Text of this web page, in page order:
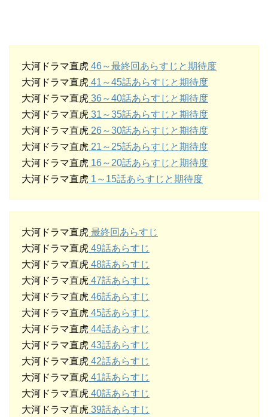
大河ドラマ直虎 46～最終回あらすじと期待度
大河ドラマ直虎 41～45話あらすじと期待度
大河ドラマ直虎 36～40話あらすじと期待度
大河ドラマ直虎 31～35話あらすじと期待度
大河ドラマ直虎 26～30話あらすじと期待度
大河ドラマ直虎 21～25話あらすじと期待度
大河ドラマ直虎 16～20話あらすじと期待度
大河ドラマ直虎 1～15話あらすじと期待度
大河ドラマ直虎 最終回あらすじ
大河ドラマ直虎 49話あらすじ
大河ドラマ直虎 48話あらすじ
大河ドラマ直虎 47話あらすじ
大河ドラマ直虎 46話あらすじ
大河ドラマ直虎 45話あらすじ
大河ドラマ直虎 44話あらすじ
大河ドラマ直虎 43話あらすじ
大河ドラマ直虎 42話あらすじ
大河ドラマ直虎 41話あらすじ
大河ドラマ直虎 40話あらすじ
大河ドラマ直虎 39話あらすじ